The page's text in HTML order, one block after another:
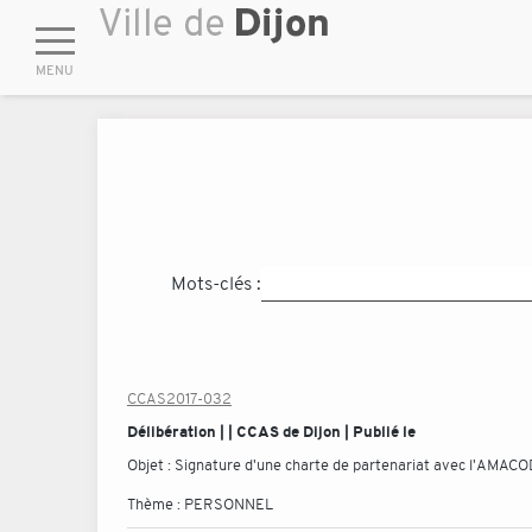
Mots-clés :
CCAS2017-032
Délibération | | CCAS de Dijon | Publié le
Objet : Signature d'une charte de partenariat avec
Thème : PERSONNEL